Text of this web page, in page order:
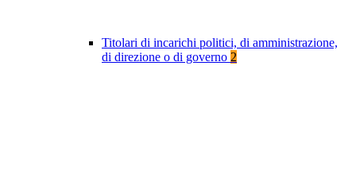
Titolari di incarichi politici, di amministrazione,
di direzione o di governo 2